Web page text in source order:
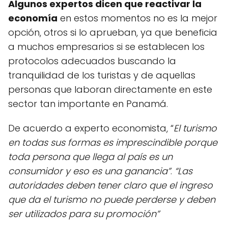
Algunos expertos dicen que reactivar la
economía en estos momentos no es la mejor
opción, otros si lo aprueban, ya que beneficia
a muchos empresarios si se establecen los
protocolos adecuados buscando la
tranquilidad de los turistas y de aquellas
personas que laboran directamente en este
sector tan importante en Panamá.
De acuerdo a experto economista, “El turismo
en todas sus formas es imprescindible porque
toda persona que llega al país es un
consumidor y eso es una ganancia”. “Las
autoridades deben tener claro que el ingreso
que da el turismo no puede perderse y deben
ser utilizados para su promoción”